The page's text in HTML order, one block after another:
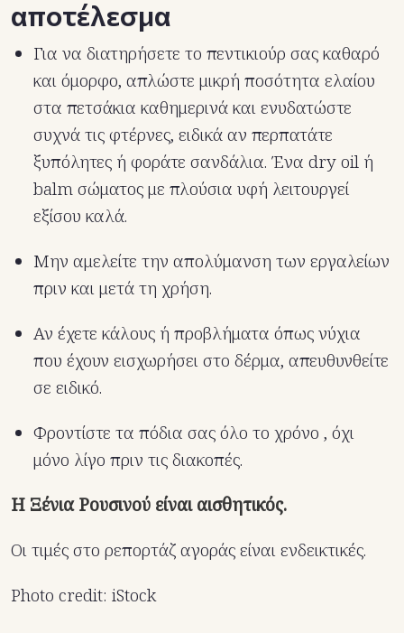
αποτέλεσμα
Για να διατηρήσετε το πεντικιούρ σας καθαρό
και όμορφο, απλώστε μικρή ποσότητα ελαίου
στα πετσάκια καθημερινά και ενυδατώστε
συχνά τις φτέρνες, ειδικά αν περπατάτε
ξυπόλητες ή φοράτε σανδάλια. Ένα dry oil ή
balm σώματος με πλούσια υφή λειτουργεί
εξίσου καλά.
Μην αμελείτε την απολύμανση των εργαλείων
πριν και μετά τη χρήση.
Αν έχετε κάλους ή προβλήματα όπως νύχια
που έχουν εισχωρήσει στο δέρμα, απευθυνθείτε
σε ειδικό.
Φροντίστε τα πόδια σας όλο το χρόνο , όχι
μόνο λίγο πριν τις διακοπές.
Η Ξένια Ρουσινού είναι αισθητικός.
Οι τιμές στο ρεπορτάζ αγοράς είναι ενδεικτικές.
Photo credit: iStock